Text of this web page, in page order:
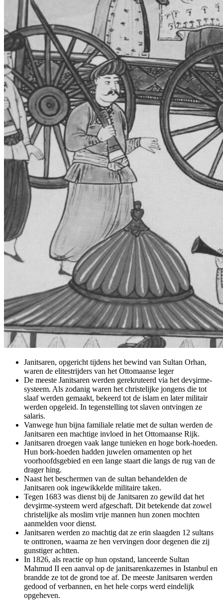
Janitsaren, opgericht tijdens het bewind van Sultan Orhan,
waren de elitestrijders van het Ottomaanse leger
De meeste Janitsaren werden gerekruteerd via het devşirme-
systeem. Als zodanig waren het christelijke jongens die tot
slaaf werden gemaakt, bekeerd tot de islam en later militair
werden opgeleid. In tegenstelling tot slaven ontvingen ze
salaris.
Vanwege hun bijna familiale relatie met de sultan werden de
Janitsaren een machtige invloed in het Ottomaanse Rijk.
Janitsaren droegen vaak lange tunieken en hoge bork-hoeden.
Hun bork-hoeden hadden juwelen ornamenten op het
voorhoofdsgebied en een lange staart die langs de rug van de
drager hing.
Naast het beschermen van de sultan behandelden de
Janitsaren ook ingewikkelde militaire taken.
Tegen 1683 was dienst bij de Janitsaren zo gewild dat het
devşirme-systeem werd afgeschaft. Dit betekende dat zowel
christelijke als moslim vrije mannen hun zonen mochten
aanmelden voor dienst.
Janitsaren werden zo machtig dat ze erin slaagden 12 sultans
te onttronen, waarna ze hen vervingen door degenen die zij
gunstiger achtten.
In 1826, als reactie op hun opstand, lanceerde Sultan
Mahmud II een aanval op de janitsarenkazernes in Istanbul en
brandde ze tot de grond toe af. De meeste Janitsaren werden
gedood of verbannen, en het hele corps werd eindelijk
opgeheven.